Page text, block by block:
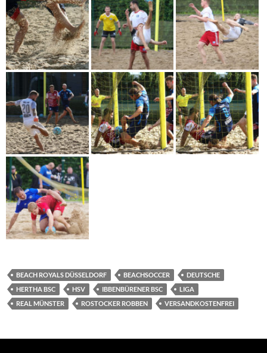
BEACH ROYALS DÜSSELDORF BEACHSOCCER
DEUTSCHE
HERTHA BSC
HSV IBBENBÜRENER BSC
LIGA
REAL MÜNSTER
ROSTOCKER ROBBEN VERSANDKOSTENFREI